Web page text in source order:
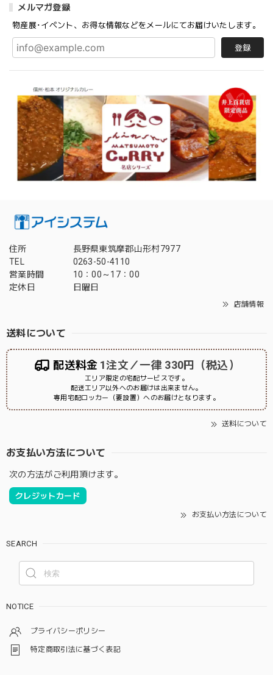
メルマガ登録
物産展･イベント、お得な情報などをメールにてお届けいたします。
登録
住所
長野県東筑摩郡山形村7977
TEL
0263-50-4110
営業時間
10：00～17：00
定休日
日曜日
店舗情報
送料について
配送料金 1注文／一律 330円（税込）
エリア限定の宅配サービスです。
配送エリア以外へのお届けは出来ません。
専用宅配ロッカー（要設置）へのお届けとなります。
送料について
お支払い方法について
次の方法がご利用頂けます。
クレジットカード
お支払い方法について
SEARCH
NOTICE
プライバシーポリシー
特定商取引法に基づく表記